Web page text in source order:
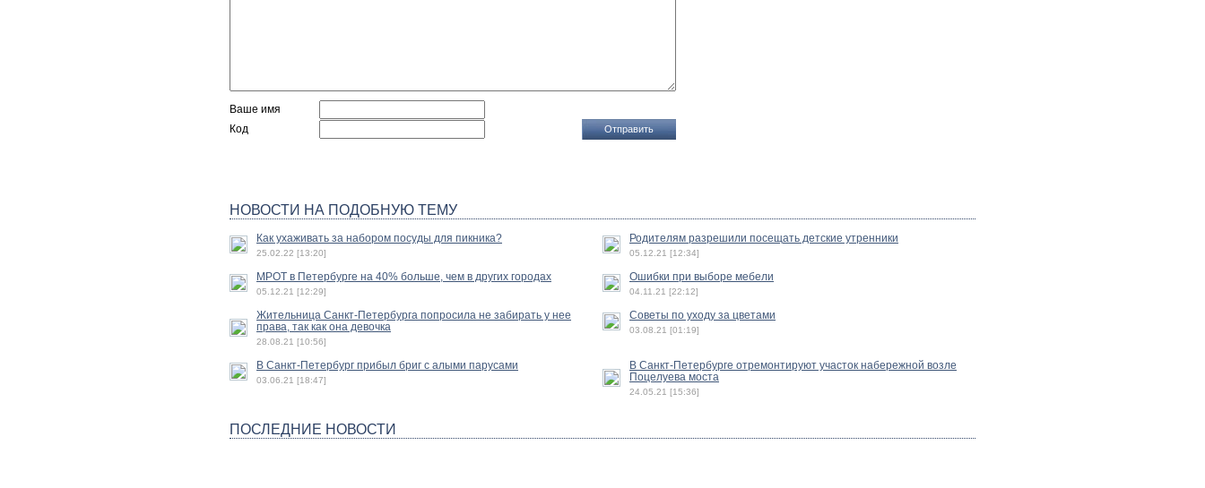
Ваше имя
Код
НОВОСТИ НА ПОДОБНУЮ ТЕМУ
Как ухаживать за набором посуды для пикника?
25.02.22 [13:20]
Родителям разрешили посещать детские утренники
05.12.21 [12:34]
МРОТ в Петербурге на 40% больше, чем в других городах
05.12.21 [12:29]
Ошибки при выборе мебели
04.11.21 [22:12]
Жительница Санкт-Петербурга попросила не забирать у нее
права, так как она девочка
28.08.21 [10:56]
Советы по уходу за цветами
03.08.21 [01:19]
В Санкт-Петербург прибыл бриг с алыми парусами
03.06.21 [18:47]
В Санкт-Петербурге отремонтируют участок набережной возле
Поцелуева моста
24.05.21 [15:36]
ПОСЛЕДНИЕ НОВОСТИ